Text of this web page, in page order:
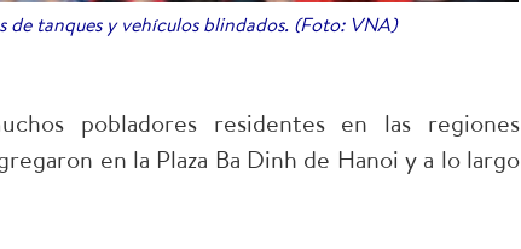
de tanques y vehículos blindados. (Foto: VNA)
pobladores residentes en las regiones
en la Plaza Ba Dinh de Hanoi y a lo largo